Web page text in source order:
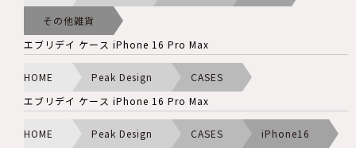
その他雑貨
エブリデイ ケース iPhone 16 Pro Max
HOME Peak Design
CASES
エブリデイ ケース iPhone 16 Pro Max
HOME Peak Design CASES
iPhone16